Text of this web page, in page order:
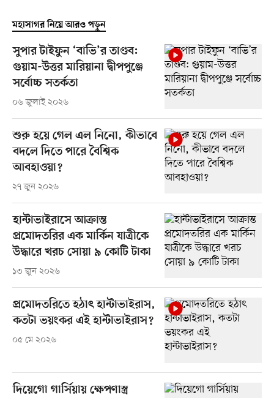
মহাসাগর নিয়ে আরও পড়ুন
সুপার টাইফুন ‘বাভি’র তাণ্ডব:
গুয়াম-উত্তর মারিয়ানা দ্বীপপুঞ্জে
সর্বোচ্চ সতর্কতা
০৬ জুলাই ২০২৬
শুরু হয়ে গেল এল নিনো, কীভাবে
বদলে দিতে পারে বৈশ্বিক
আবহাওয়া?
২৭ জুন ২০২৬
হান্টাভাইরাসে আক্রান্ত
প্রমোদতরির এক মার্কিন যাত্রীকে
উদ্ধারে খরচ সোয়া ৯ কোটি টাকা
১৩ জুন ২০২৬
প্রমোদতরিতে হঠাৎ হান্টাভাইরাস,
কতটা ভয়ংকর এই হান্টাভাইরাস?
০৫ মে ২০২৬
দিয়েগো গার্সিয়ায় ক্ষেপণাস্ত্র